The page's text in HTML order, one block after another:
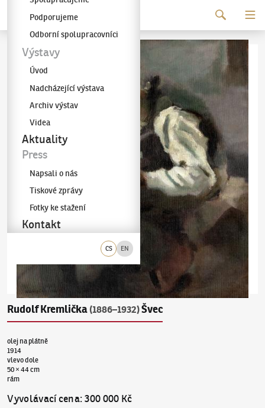
Galerie KODL
CS EN
Podporujeme
Odborní spolupracovníci
Výstavy
Úvod
Nadcházející výstava
Archiv výstav
Videa
Aktuality
Press
Napsali o nás
Tiskové zprávy
Fotky ke stažení
Kontakt
Rudolf Kremlička (1886–1932)Švec
olej na plátně
1914
vlevo dole
50 × 44 cm
rám
Vyvolávací cena:300 000 Kč